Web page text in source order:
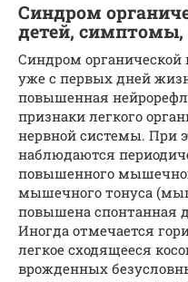
Синдром
детей, симптомы,
Синдром органической
уже с первых дней
повышенная
признаки легкого
нервной системы. При
наблюдаются
повышенного
мышечного тонуса
повышена спонтанная
Иногда отмечается
легкое сходящееся
врожденных